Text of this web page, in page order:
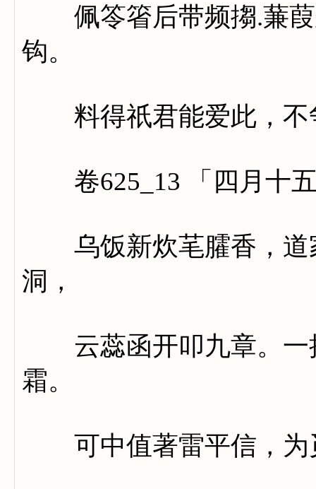
佩笭箵后带频搊.蒹葭
钩。
料得祇君能爱此，不
卷625_13 「四月十五
乌饭新炊芼臛香，道
洞，
云蕊函开叩九章。一
霜。
可中值著雷平信，为